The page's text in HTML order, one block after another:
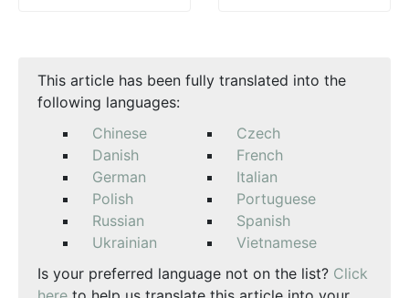
This article has been fully translated into the
following languages:
Chinese
Czech
Danish
French
German
Italian
Polish
Portuguese
Russian
Spanish
Ukrainian
Vietnamese
Is your preferred language not on the list? Click